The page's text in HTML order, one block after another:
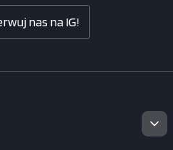
nas na IG!